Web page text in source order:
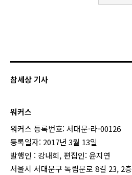
참세상 기사
워커스
워커스 등록번호: 서대문-라-00126
등록일자: 2017년 3월 13일
발행인 : 강내희, 편집인: 윤지연
서울시 서대문구 독립문로 8길 23, 2층